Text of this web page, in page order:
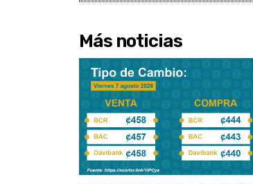
Más noticias